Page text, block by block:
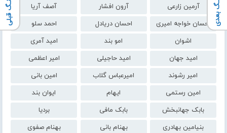
آرمین زارعی
آرون افشار
آصف آریا
احسان خواجه امیری
احسان دریادل
احمد سلو
اشوان
امو بند
امید آمری
امید جهان
امید حاجیلی
امیر اعظمی
امیر رشوند
امیرعباس گلاب
امین بانی
امین رستمی
ایهام
ایوان بند
بابک جهانبخش
بابک مافی
بردیا
بنیامین بهادری
بهنام بانی
بهنام صفوی
آهنـگ بعدی آهنـگ قبلی